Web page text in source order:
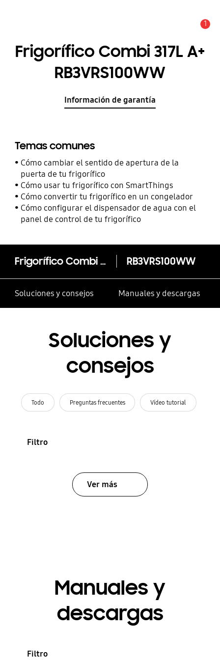
1
Frigorífico Combi 317L A+
RB3VRS100WW
Información de garantía
Temas comunes
Cómo cambiar el sentido de apertura de la
puerta de tu frigorífico
Cómo usar tu frigorífico con SmartThings
Cómo convertir tu frigorífico en un congelador
Cómo configurar el dispensador de agua con el
panel de control de tu frigorífico
Frigorífico Combi 317L A+ RB3VRS100WW RB3VRS100WW
Soluciones y consejos Manuales y descargas
Soluciones y
consejos
Todo Preguntas frecuentes Vídeo tutorial
Filtro
Ver más
Manuales y
descargas
Filtro